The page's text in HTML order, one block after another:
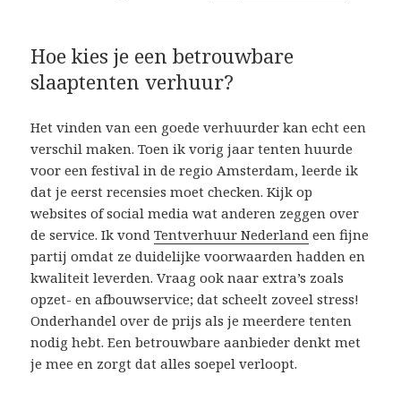
Hoe kies je een betrouwbare
slaaptenten verhuur?
Het vinden van een goede verhuurder kan echt een
verschil maken. Toen ik vorig jaar tenten huurde
voor een festival in de regio Amsterdam, leerde ik
dat je eerst recensies moet checken. Kijk op
websites of social media wat anderen zeggen over
de service. Ik vondTentverhuur Nederland een fijne
partij omdat ze duidelijke voorwaarden hadden en
kwaliteit leverden. Vraag ook naar extra’s zoals
opzet- en afbouwservice; dat scheelt zoveel stress!
Onderhandel over de prijs als je meerdere tenten
nodig hebt. Een betrouwbare aanbieder denkt met
je mee en zorgt dat alles soepel verloopt.